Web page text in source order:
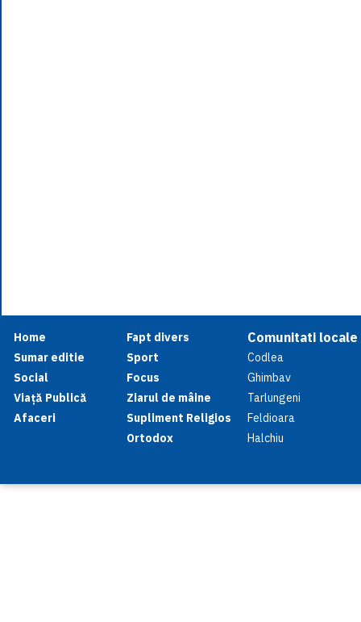
Home
Sumar editie
Social
Viață Publică
Afaceri
Fapt divers
Sport
Focus
Ziarul de mâine
Supliment Religios
Ortodox
Comunitati locale
Codlea
Ghimbav
Tarlungeni
Feldioara
Halchiu